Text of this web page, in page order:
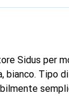
Sidus per
Tipo